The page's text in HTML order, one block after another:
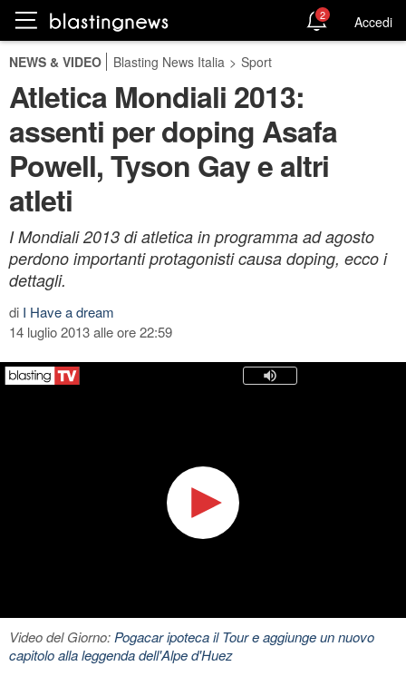
2 Accedi
NEWS & VIDEO Blasting News Italia > Sport
Atletica Mondiali 2013:
assenti per doping Asafa
Powell, Tyson Gay e altri
atleti
I Mondiali 2013 di atletica in programma ad agosto
perdono importanti protagonisti causa doping, ecco i
dettagli.
di I Have a dream
14 luglio 2013 alle ore 22:59
Video del Giorno: Pogacar ipoteca il Tour e aggiunge un nuovo
capitolo alla leggenda dell'Alpe d'Huez